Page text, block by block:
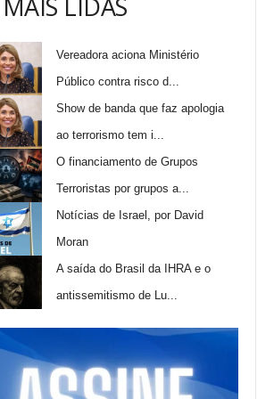
LIDAS
Vereadora aciona Ministério
Público contra risco d...
Show de banda que faz apologia
ao terrorismo tem i...
O financiamento de Grupos
Terroristas por grupos a...
Notícias de Israel, por David
Moran
A saída do Brasil da IHRA e o
antissemitismo de Lu...